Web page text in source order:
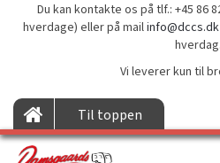
Du kan kontakte os på tlf.: +45 86
hverdage) eller på mailinfo@dccs.dk
hverdag.
Vi leverer kun til
Til toppen